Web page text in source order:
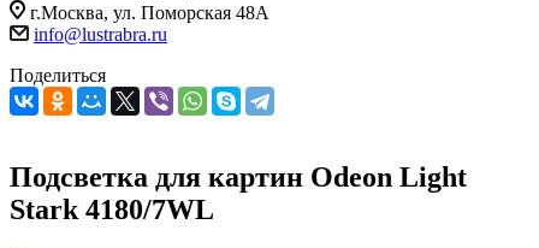
г.Москва, ул. Поморская 48А
info@lustrabra.ru
Поделиться
Подсветка для картин Odeon Light
Stark 4180/7WL